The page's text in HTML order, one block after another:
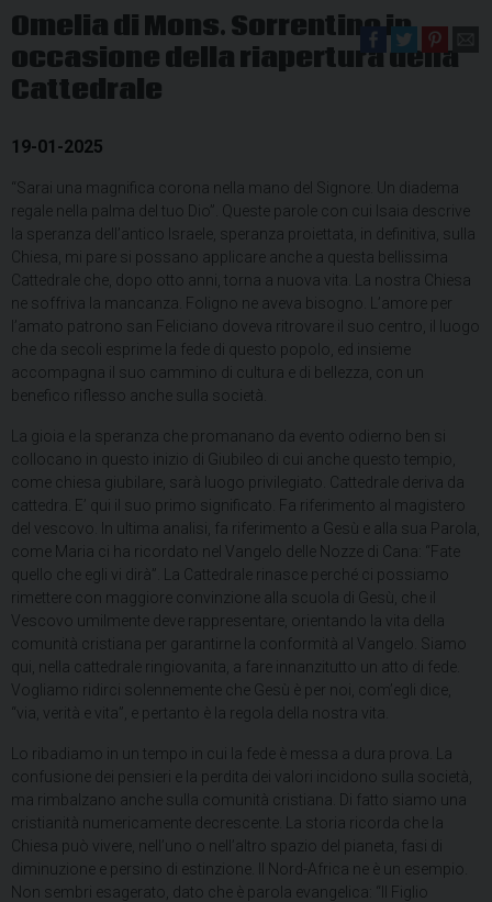
Omelia di Mons. Sorrentino in
occasione della riapertura della
Cattedrale
19-01-2025
“Sarai una magnifica corona nella mano del Signore. Un diadema
regale nella palma del tuo Dio”. Queste parole con cui Isaia descrive
la speranza dell’antico Israele, speranza proiettata, in definitiva, sulla
Chiesa, mi pare si possano applicare anche a questa bellissima
Cattedrale che, dopo otto anni, torna a nuova vita. La nostra Chiesa
ne soffriva la mancanza. Foligno ne aveva bisogno. L’amore per
l’amato patrono san Feliciano doveva ritrovare il suo centro, il luogo
che da secoli esprime la fede di questo popolo, ed insieme
accompagna il suo cammino di cultura e di bellezza, con un
benefico riflesso anche sulla società.
La gioia e la speranza che promanano da evento odierno ben si
collocano in questo inizio di Giubileo di cui anche questo tempio,
come chiesa giubilare, sarà luogo privilegiato. Cattedrale deriva da
cattedra. E’ qui il suo primo significato. Fa riferimento al magistero
del vescovo. In ultima analisi, fa riferimento a Gesù e alla sua Parola,
come Maria ci ha ricordato nel Vangelo delle Nozze di Cana: “Fate
quello che egli vi dirà”. La Cattedrale rinasce perché ci possiamo
rimettere con maggiore convinzione alla scuola di Gesù, che il
Vescovo umilmente deve rappresentare, orientando la vita della
comunità cristiana per garantirne la conformità al Vangelo. Siamo
qui, nella cattedrale ringiovanita, a fare innanzitutto un atto di fede.
Vogliamo ridirci solennemente che Gesù è per noi, com’egli dice,
“via, verità e vita”, e pertanto è la regola della nostra vita.
Lo ribadiamo in un tempo in cui la fede è messa a dura prova. La
confusione dei pensieri e la perdita dei valori incidono sulla società,
ma rimbalzano anche sulla comunità cristiana. Di fatto siamo una
cristianità numericamente decrescente. La storia ricorda che la
Chiesa può vivere, nell’uno o nell’altro spazio del pianeta, fasi di
diminuzione e persino di estinzione. Il Nord-Africa ne è un esempio.
Non sembri esagerato, dato che è parola evangelica: “Il Figlio